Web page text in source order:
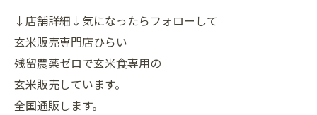
↓店舗詳細↓気になったらフォローして
玄米販売専門店ひらい
残留農薬ゼロで玄米食専用の
玄米販売しています。
全国通販します。